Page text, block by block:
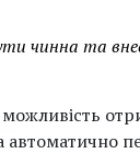
чинна та
автоматично